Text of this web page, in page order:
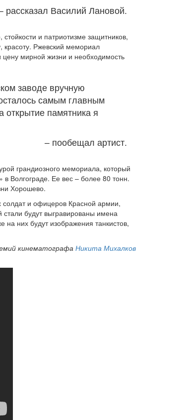
рассказал Василий Лановой.
и патриотизме защитников,
красоту. Ржевский мемориал
цену мирной жизни и необходимость
заводе вручную
самым главным
памятника я
– пообещал артист.
грандиозного мемориала, который
Волгограде. Ее вес – более 80 тонн.
Хорошево.
и офицеров Красной армии,
стали будут выгравированы имена
них будут изображения танкистов,
кинематографаНикита Михалков